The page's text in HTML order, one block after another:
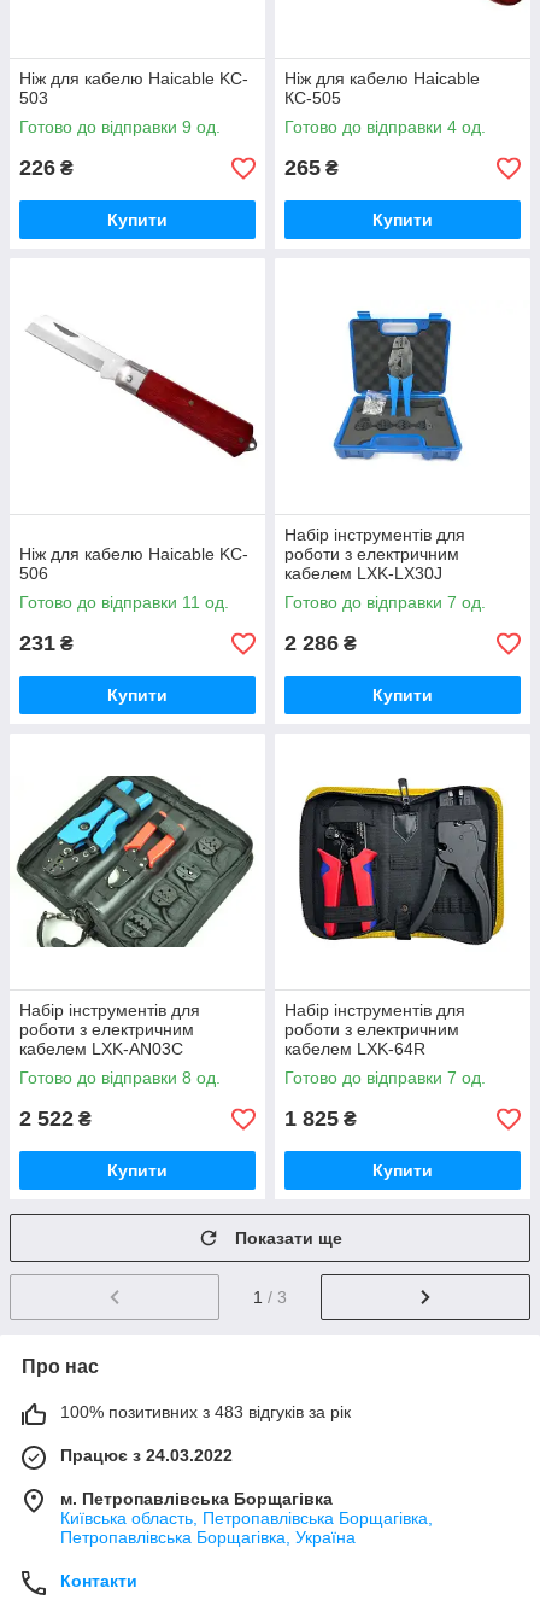
Ніж для кабелю Haicable KC-
503
Готово до відправки 9 од.
226 ₴
Купити
Ніж для кабелю Haicable
КС-505
Готово до відправки 4 од.
265 ₴
Купити
Ніж для кабелю Haicable KC-
506
Готово до відправки 11 од.
231 ₴
Купити
Набір інструментів для
роботи з електричним
кабелем LXK-LX30J
Готово до відправки 7 од.
2 286 ₴
Купити
Набір інструментів для
роботи з електричним
кабелем LXK-AN03C
Готово до відправки 8 од.
2 522 ₴
Купити
Набір інструментів для
роботи з електричним
кабелем LXK-64R
Готово до відправки 7 од.
1 825 ₴
Купити
Показати ще
1 / 3
Про нас
100% позитивних з 483 відгуків за рік
Працює з 24.03.2022
м. Петропавлівська Борщагівка
Київська область, Петропавлівська Борщагівка,
Петропавлівська Борщагівка, Україна
Контакти